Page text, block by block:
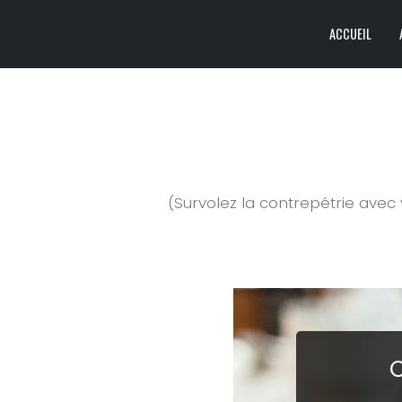
ACCUEIL
(Survolez la contrepétrie